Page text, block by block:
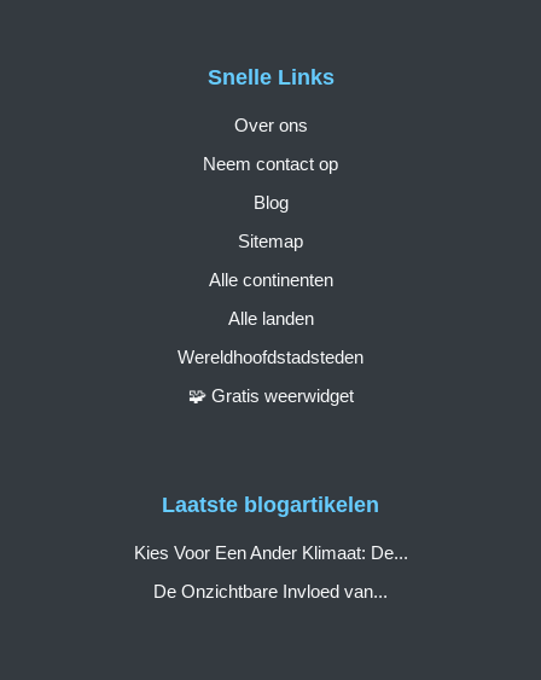
Snelle Links
Over ons
Neem contact op
Blog
Sitemap
Alle continenten
Alle landen
Wereldhoofdstadsteden
🧩 Gratis weerwidget
Laatste blogartikelen
Kies Voor Een Ander Klimaat: De...
De Onzichtbare Invloed van...